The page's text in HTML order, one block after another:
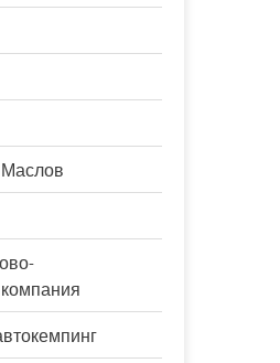
Маслов